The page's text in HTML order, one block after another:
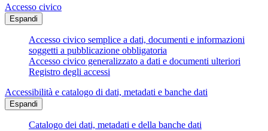
Accesso civico
Espandi
Accesso civico semplice a dati, documenti e informazioni
soggetti a pubblicazione obbligatoria
Accesso civico generalizzato a dati e documenti ulteriori
Registro degli accessi
Accessibilità e catalogo di dati, metadati e banche dati
Espandi
Catalogo dei dati, metadati e della banche dati